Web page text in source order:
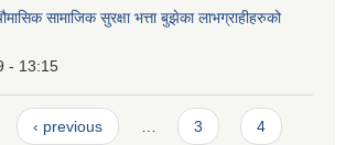
सामाजिक सुरक्षा भत्ता बुझेका लाभग्राहीहरुको
- 13:15
‹ previous 3 4